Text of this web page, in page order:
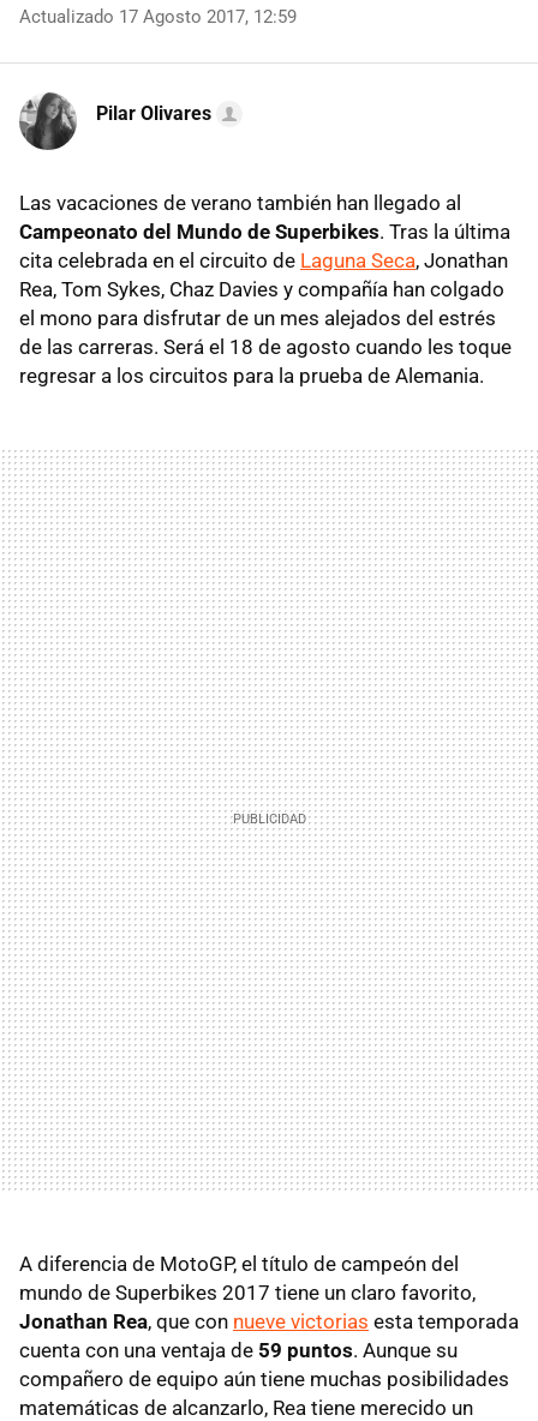
Actualizado 17 Agosto 2017, 12:59
Pilar Olivares
Las vacaciones de verano también han llegado al
Campeonato del Mundo de Superbikes. Tras la última
cita celebrada en el circuito de Laguna Seca, Jonathan
Rea, Tom Sykes, Chaz Davies y compañía han colgado
el mono para disfrutar de un mes alejados del estrés
de las carreras. Será el 18 de agosto cuando les toque
regresar a los circuitos para la prueba de Alemania.
A diferencia de MotoGP, el título de campeón del
mundo de Superbikes 2017 tiene un claro favorito,
Jonathan Rea, que con nueve victorias esta temporada
cuenta con una ventaja de 59 puntos. Aunque su
compañero de equipo aún tiene muchas posibilidades
matemáticas de alcanzarlo, Rea tiene merecido un